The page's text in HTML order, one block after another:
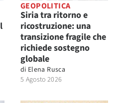
GEOPOLITICA
Siria tra ritorno e
ricostruzione: una
transizione fragile che
richiede sostegno
globale
di Elena Rusca
5 Agosto 2026